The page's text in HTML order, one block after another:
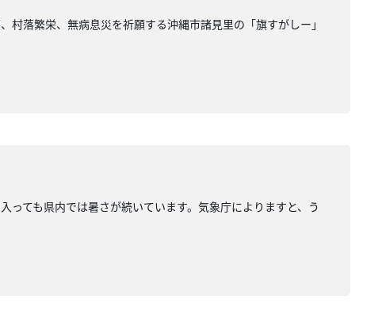
落繁栄、無病息災を祈願する沖縄市諸見里の「旗すがしー」
っても県内では暑さが続いています。気象庁によりますと、う